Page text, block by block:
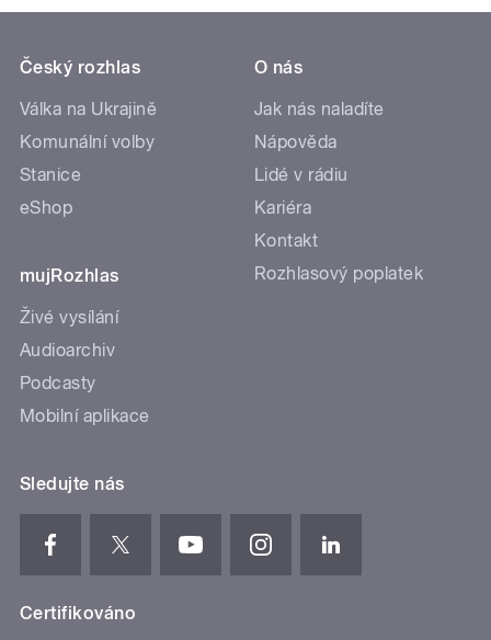
Český rozhlas
Válka na Ukrajině
Komunální volby
Stanice
eShop
mujRozhlas
Živé vysílání
Audioarchiv
Podcasty
Mobilní aplikace
O nás
Jak nás naladíte
Nápověda
Lidé v rádiu
Kariéra
Kontakt
Rozhlasový poplatek
Sledujte nás
Certifikováno